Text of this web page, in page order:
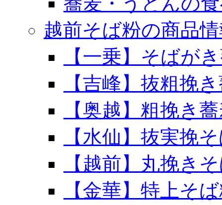
越前そば粉の商品
【一乗】そばが
【吉峰】抜粗挽
【奥越】粗挽き
【水仙】抜実挽
【越前】丸挽き
【金華】特上そ